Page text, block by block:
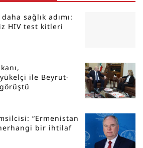
sağlık adımı:
HIV test kitleri
ile Beyrut-
“Ermenistan
bir ihtilaf